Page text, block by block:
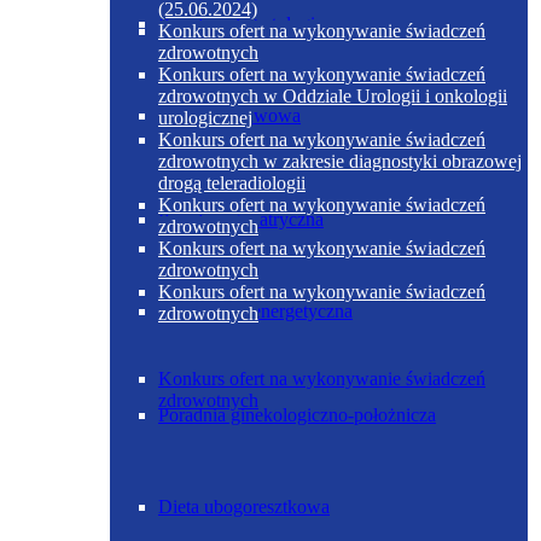
Poradnia diabetologiczna
Poradnia geriatryczna
Poradnia ginekologiczno-położnicza
Dieta podstawowa
Dieta ubogoenergetyczna
Dieta ubogoresztkowa
(25.06.2024)
Konkurs ofert na wykonywanie świadczeń
zdrowotnych
Konkurs ofert na wykonywanie świadczeń
zdrowotnych w Oddziale Urologii i onkologii
urologicznej
Konkurs ofert na wykonywanie świadczeń
zdrowotnych w zakresie diagnostyki obrazowej
drogą teleradiologii
Konkurs ofert na wykonywanie świadczeń
zdrowotnych
Konkurs ofert na wykonywanie świadczeń
zdrowotnych
Konkurs ofert na wykonywanie świadczeń
zdrowotnych
Konkurs ofert na wykonywanie świadczeń
zdrowotnych